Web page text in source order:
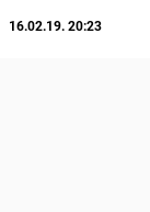
16.02.19. 20:23